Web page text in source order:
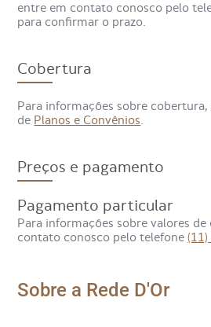
entre em contato conosco pelo
para confirmar o prazo.
Cobertura
Para informações sobre cobertura,
de Planos e Convênios
Preços e pagamento
Pagamento particular
Para informações sobre valores de
contato conosco pelo telefone
Sobre a Rede D'Or